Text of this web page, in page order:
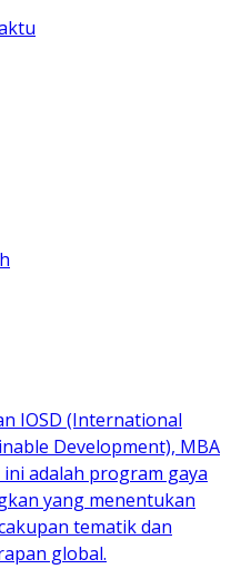
IOSD (International
Development), MBA
adalah program gaya
yang menentukan
tematik dan
global.